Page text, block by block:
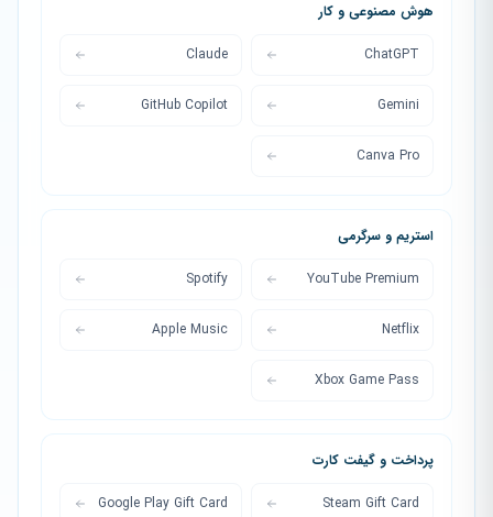
هوش مصنوعی و کار
ChatGPT
Claude
Gemini
GitHub Copilot
Canva Pro
استریم و سرگرمی
YouTube Premium
Spotify
Netflix
Apple Music
Xbox Game Pass
پرداخت و گیفت کارت
Steam Gift Card
Google Play Gift Card